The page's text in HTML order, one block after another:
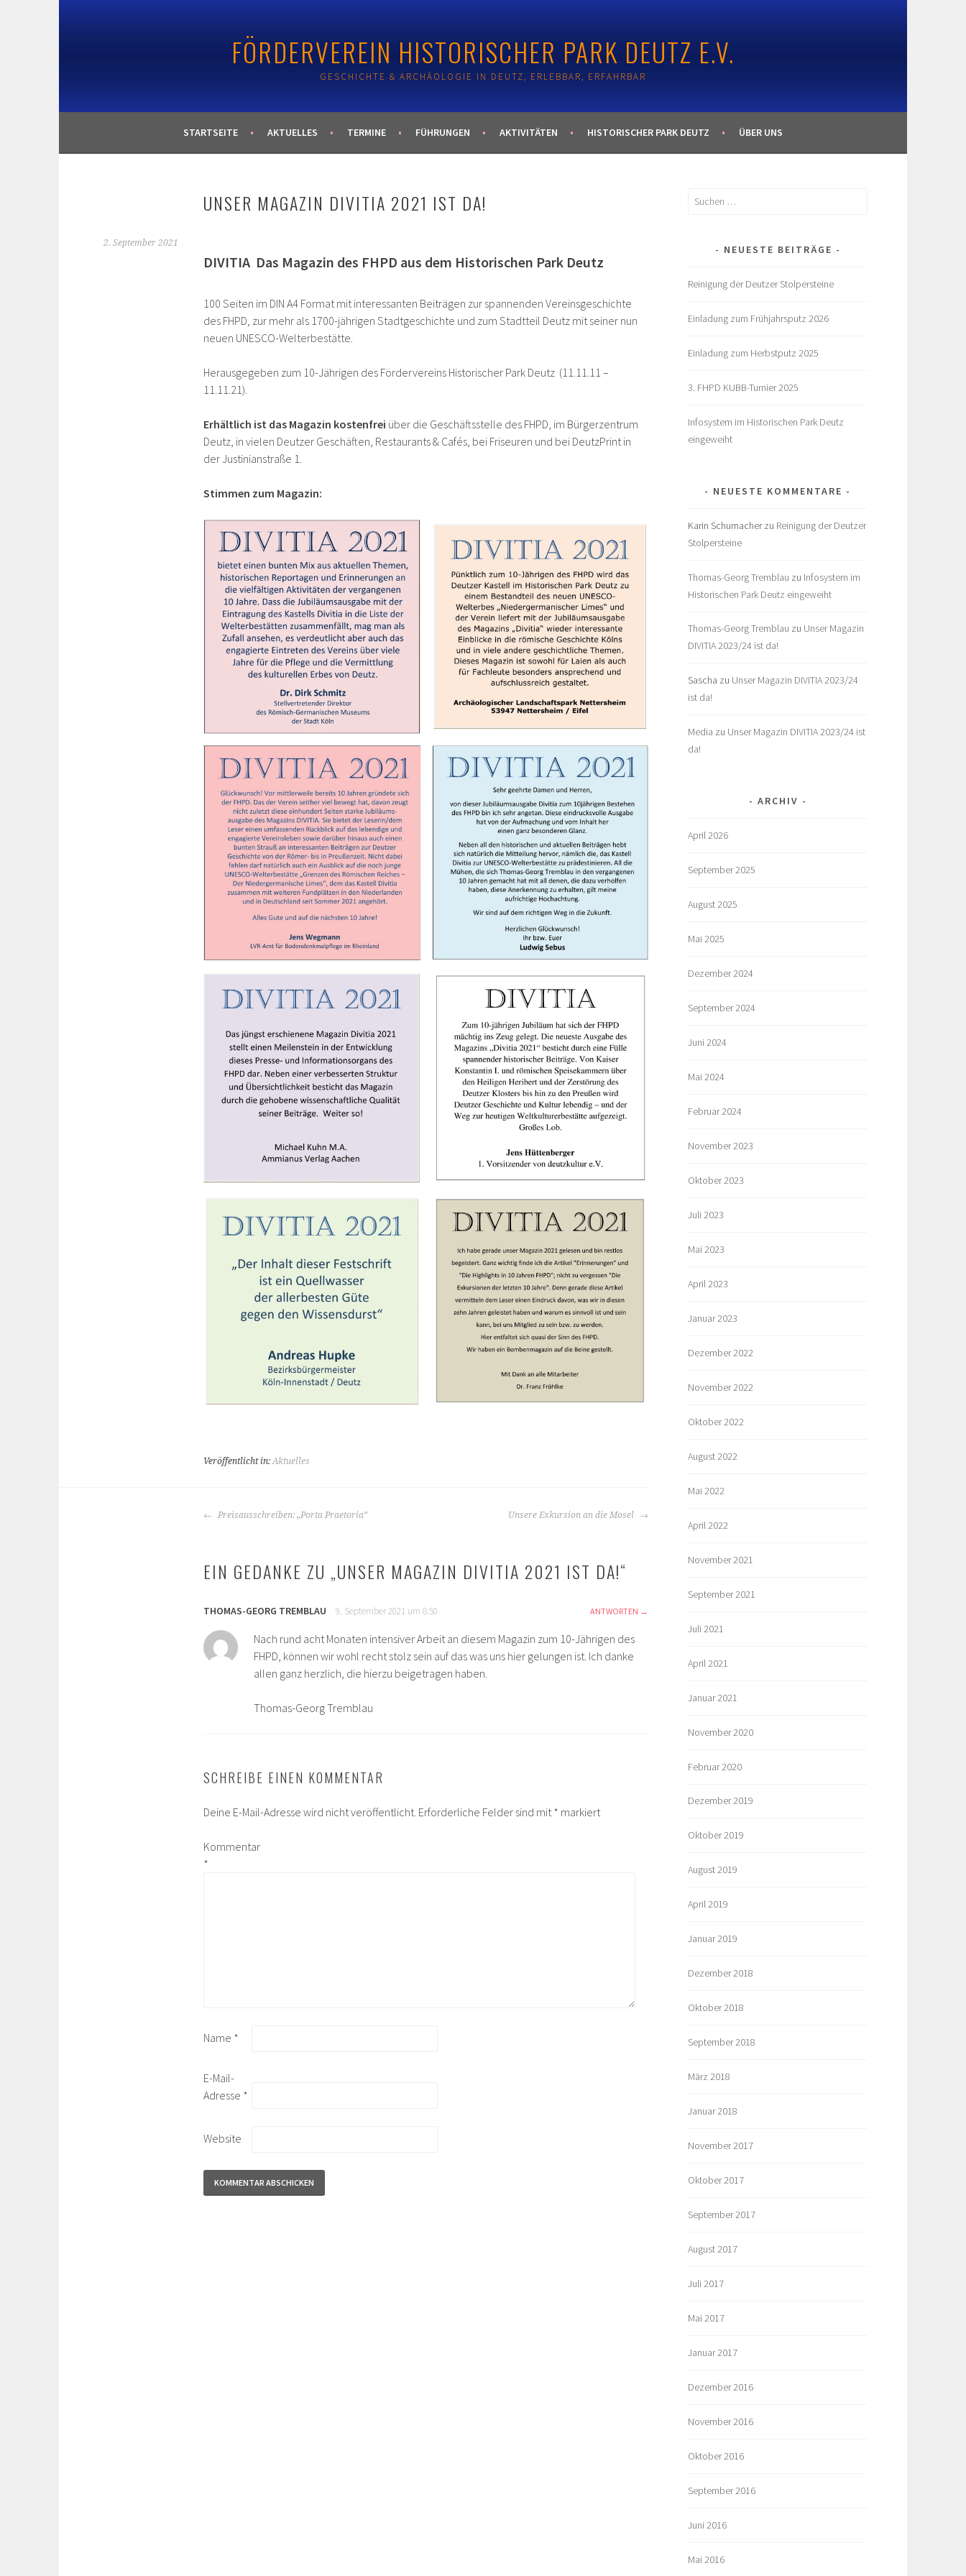
FÖRDERVEREIN HISTORISCHER PARK DEUTZ E.V.
GESCHICHTE & ARCHÄOLOGIE IN DEUTZ, ERLEBBAR, ERFAHRBAR
STARTSEITE AKTUELLES TERMINE FÜHRUNGEN AKTIVITÄTEN HISTORISCHER PARK DEUTZ ÜBER UNS
UNSER MAGAZIN DIVITIA 2021 IST DA!
2. September 2021
DIVITIA Das Magazin des FHPD aus dem Historischen Park Deutz
100 Seiten im DIN A4 Format mit interessanten Beiträgen zur spannenden Vereinsgeschichte
des FHPD, zur mehr als 1700-jährigen Stadtgeschichte und zum Stadtteil Deutz mit seiner nun
neuen UNESCO-Welterbestätte.
Herausgegeben zum 10-Jährigen des Fördervereins Historischer Park Deutz (11.11.11 –
11.11.21).
Erhältlich ist das Magazin kostenfrei über die Geschäftsstelle des FHPD, im Bürgerzentrum
Deutz, in vielen Deutzer Geschäften, Restaurants & Cafés, bei Friseuren und bei DeutzPrint in
der Justinianstraße 1.
Stimmen zum Magazin:
Veröffentlicht in:Aktuelles
BEITRAGS-
Preisausschreiben: „Porta Praetoria“ Unsere Exkursion an die Mosel
EIN GEDANKE ZU „UNSER MAGAZIN DIVITIA 2021 IST DA!“
THOMAS-GEORG TREMBLAU 9. September 2021 um 8:50 ANTWORTEN
Nach rund acht Monaten intensiver Arbeit an diesem Magazin zum 10-Jährigen des
FHPD, können wir wohl recht stolz sein auf das was uns hier gelungen ist. Ich danke
allen ganz herzlich, die hierzu beigetragen haben.
Thomas-Georg Tremblau
SCHREIBE EINEN KOMMENTAR
Deine E-Mail-Adresse wird nicht veröffentlicht. Erforderliche Felder sind mit* markiert
Kommentar
*
Name *
E-Mail-
Adresse *
Website
Suchen
NEUESTE BEITRÄGE
Reinigung der Deutzer Stolpersteine
Einladung zum Frühjahrsputz 2026
Einladung zum Herbstputz 2025
3. FHPD KUBB-Turnier 2025
Infosystem im Historischen Park Deutz
eingeweiht
NEUESTE KOMMENTARE
Karin Schumacherzu Reinigung der Deutzer
Stolpersteine
Thomas-Georg Tremblau zu Infosystem im
Historischen Park Deutz eingeweiht
Thomas-Georg Tremblau zu Unser Magazin
DIVITIA 2023/24 ist da!
Sascha zu Unser Magazin DIVITIA 2023/24
ist da!
Media zu Unser Magazin DIVITIA 2023/24 ist
da!
ARCHIV
April 2026
September 2025
August 2025
Mai 2025
Dezember 2024
September 2024
Juni 2024
Mai 2024
Februar 2024
November 2023
Oktober 2023
Juli 2023
Mai 2023
April 2023
Januar 2023
Dezember 2022
November 2022
Oktober 2022
August 2022
Mai 2022
April 2022
November 2021
September 2021
Juli 2021
April 2021
Januar 2021
November 2020
Februar 2020
Dezember 2019
Oktober 2019
August 2019
April 2019
Januar 2019
Dezember 2018
Oktober 2018
September 2018
März 2018
Januar 2018
November 2017
Oktober 2017
September 2017
August 2017
Juli 2017
Mai 2017
Januar 2017
Dezember 2016
November 2016
Oktober 2016
September 2016
Juni 2016
Mai 2016